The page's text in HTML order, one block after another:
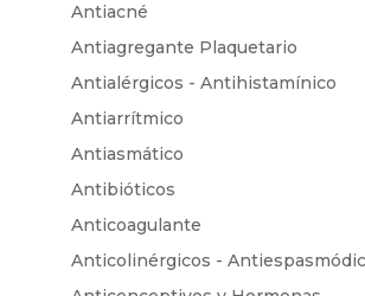
Antiacné
Antiagregante Plaquetario
Antialérgicos - Antihistamínico
Antiarrítmico
Antiasmático
Antibióticos
Anticoagulante
Anticolinérgicos -